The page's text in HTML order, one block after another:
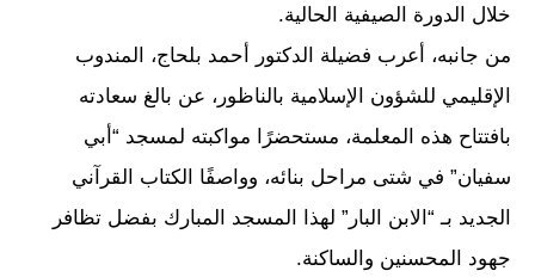
خلال الدورة الصيفية الحالية.
من جانبه، أعرب فضيلة الدكتور أحمد بلحاج، المندوب
الإقليمي للشؤون الإسلامية بالناظور، عن بالغ سعادته
بافتتاح هذه المعلمة، مستحضرًا مواكبته لمسجد “أبي
سفيان” في شتى مراحل بنائه، وواصفًا الكتاب القرآني
الجديد بـ “الابن البار” لهذا المسجد المبارك بفضل تظافر
جهود المحسنين والساكنة.